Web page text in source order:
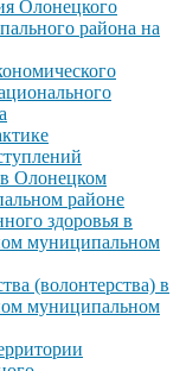
Олонецкого
района на
в Олонецком
районе
здоровья в
муниципальном
(волонтерства) в
муниципальном